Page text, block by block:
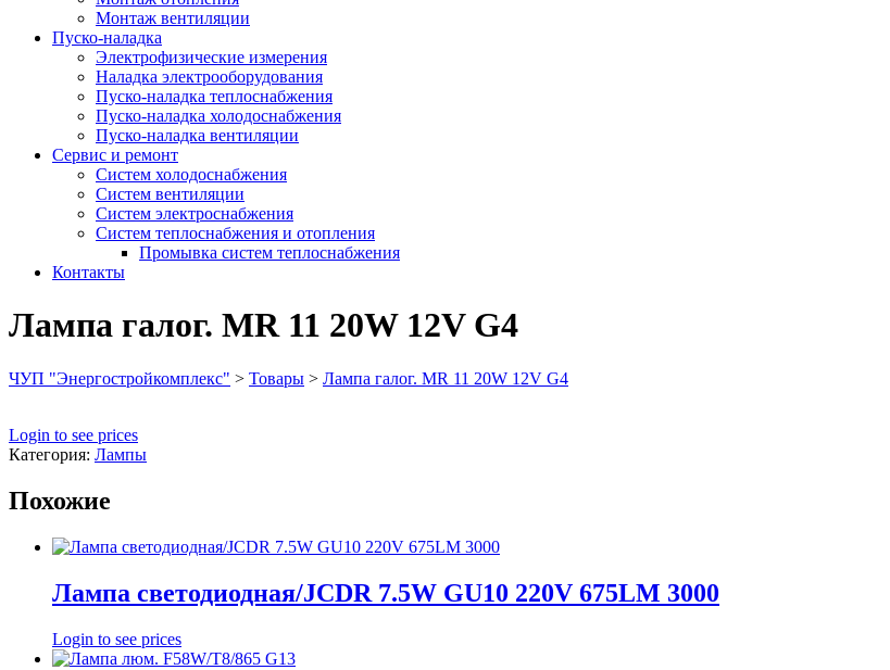
Монтаж вентиляции
Пуско-наладка
Электрофизические измерения
Наладка электрооборудования
Пуско-наладка теплоснабжения
Пуско-наладка холодоснабжения
Пуско-наладка вентиляции
Сервис и ремонт
Систем холодоснабжения
Систем вентиляции
Систем электроснабжения
Систем теплоснабжения и отопления
Промывка систем теплоснабжения
Контакты
Лампа галог. MR 11 20W 12V G4
ЧУП "Энергостройкомплекс" > Товары > Лампа галог. MR 11 20W 12V G4
Login to see prices
Категория: Лампы
Похожие
Лампа светодиодная/JCDR 7.5W GU10 220V 675LM 3000
Login to see prices